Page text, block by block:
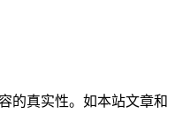
的真实性。如本站文章和